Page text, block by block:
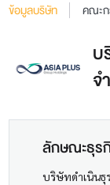
ข้อมูลบริษัท คณะ
บ
จ
ลักษณะธุร
บริษัทดำเนินธุ